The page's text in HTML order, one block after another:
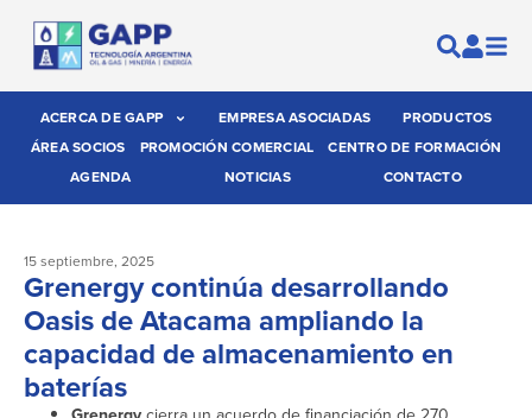
ACERCA DE GAPP EMPRESA ASOCIADAS
PRODUCTOS
ÁREA SOCIOS
PROMOCIÓN COMERCIAL
CENTRO DE FORMACIÓN
AGENDA
NOTICIAS CONTACTO
15 septiembre, 2025
Grenergy continúa desarrollando
Oasis de Atacama ampliando la
capacidad de almacenamiento en
baterías